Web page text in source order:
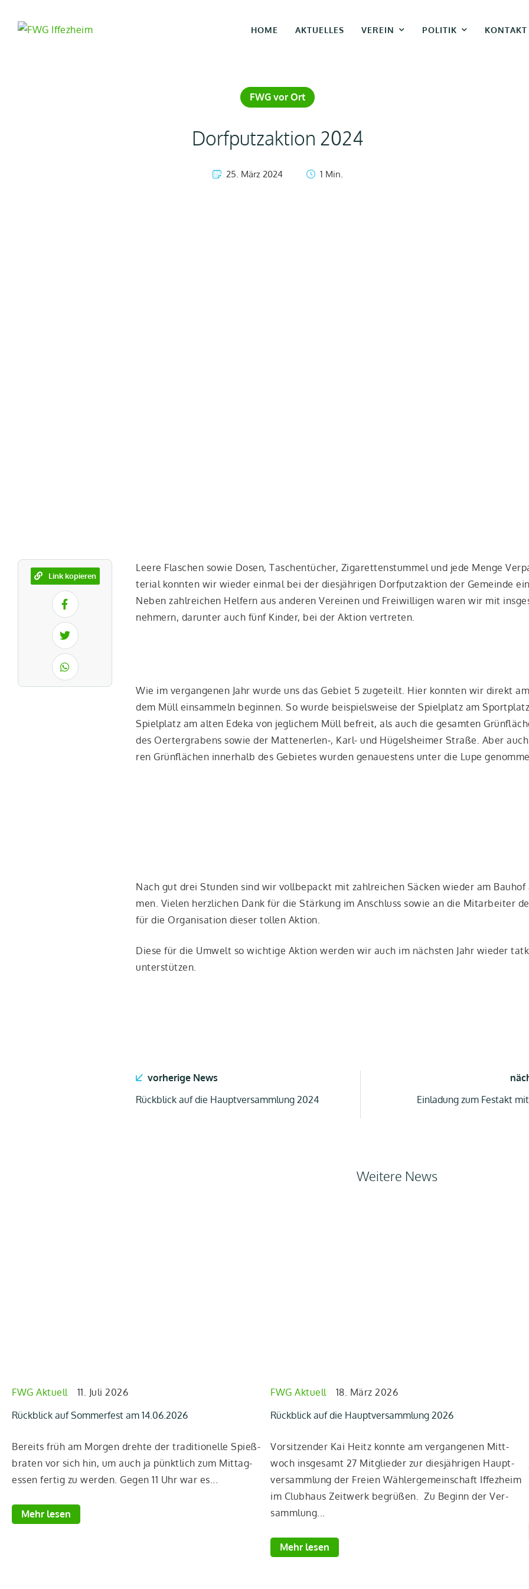
HOME AKTUELLES VEREIN POLITIK KONTAKT
FWG vor Ort
Dorfputzaktion 2024
25. März 2024 1 Min.
Link kopieren
Lee­re Fla­schen sowie Dosen, Taschen­tü­cher, Ziga­ret­ten­stum­mel und jede Men­ge
te­ri­al konn­ten wir wie­der ein­mal bei der dies­jäh­ri­gen Dorf­putz­ak­ti­on der Gemein­de
Neben zahl­rei­chen Hel­fern aus ande­ren Ver­ei­nen und Frei­wil­li­gen waren wir mit
neh­mern, dar­un­ter auch fünf Kin­der, bei der Akti­on vertreten.
Wie im ver­gan­ge­nen Jahr wur­de uns das Gebiet 5 zuge­teilt. Hier konn­ten wir direkt
dem Müll ein­sam­meln begin­nen. So wur­de bei­spiels­wei­se der Spiel­platz am
Spiel­platz am alten Ede­ka von jeg­li­chem Müll befreit, als auch die gesam­ten
des Oer­ter­gra­bens sowie der Mattenerlen‑, Karl- und Hügels­hei­mer Stra­ße. Aber
ren Grün­flä­chen inner­halb des Gebie­tes wur­den genau­es­tens unter die Lupe
Nach gut drei Stun­den sind wir voll­be­packt mit zahl­rei­chen Säcken wie­der am
men. Vie­len herz­li­chen Dank für die Stär­kung im Anschluss sowie an die Mit­ar­bei­ter
für die Orga­ni­sa­ti­on die­ser tol­len Aktion.
Die­se für die Umwelt so wich­ti­ge Akti­on wer­den wir auch im nächs­ten Jahr wie­der
unterstützen.
vorherige News
Rückblick auf die Hauptversammlung 2024
Einladung zum Festakt
Weitere News
FWG Aktuell
11. Juli 2026
Rückblick auf Sommerfest am 14.06.2026
Bereits früh am Mor­gen dreh­te der tra­di­tio­nel­le Spieß­
bra­ten vor sich hin, um auch ja pünkt­lich zum Mit­tag­
essen fer­tig zu wer­den. Gegen 11 Uhr war es...
Mehr lesen
FWG Aktuell
18. März 2026
Rückblick auf die Hauptversammlung 2026
Vor­sit­zen­der Kai Heitz konn­te am ver­gan­ge­nen Mitt­
woch ins­ge­samt 27 Mit­glie­der zur dies­jäh­ri­gen Haupt­
ver­samm­lung der Frei­en Wäh­ler­ge­mein­schaft Iffez­heim
im Club­haus Zeit­werk begrü­ßen. Zu Beginn der Ver­
samm­lung...
Mehr lesen